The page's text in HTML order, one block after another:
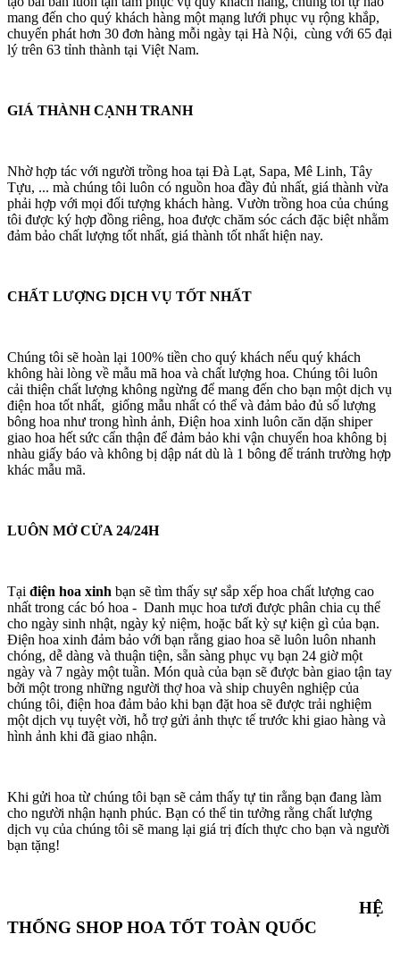
mang đến cho quý khách hàng một mạng lưới phục vụ rộng khắp,
chuyển phát hơn 30 đơn hàng mỗi ngày tại Hà Nội, cùng với 65 đại
lý trên 63 tỉnh thành tại Việt Nam.
GIÁ THÀNH CẠNH TRANH
Nhờ hợp tác với người trồng hoa tại Đà Lạt, Sapa, Mê Linh, Tây
Tựu, ... mà chúng tôi luôn có nguồn hoa đầy đủ nhất, giá thành vừa
phải hợp với mọi đối tượng khách hàng. Vườn trồng hoa của chúng
tôi được ký hợp đồng riêng, hoa được chăm sóc cách đặc biệt nhằm
đảm bảo chất lượng tốt nhất, giá thành tốt nhất hiện nay.
CHẤT LƯỢNG DỊCH VỤ TỐT NHẤT
Chúng tôi sẽ hoàn lại 100% tiền cho quý khách nếu quý khách
không hài lòng về mẫu mã hoa và chất lượng hoa. Chúng tôi luôn
cải thiện chất lượng không ngừng để mang đến cho bạn một dịch vụ
điện hoa tốt nhất, giống mẫu nhất có thể và đảm bảo đủ số lượng
bông hoa như trong hình ảnh, Điện hoa xinh luôn căn dặn shiper
giao hoa hết sức cẩn thận để đảm bảo khi vận chuyển hoa không bị
nhàu giấy báo và không bị dập nát dù là 1 bông để tránh trường hợp
khác mẫu mã.
LUÔN MỞ CỬA 24/24H
Tại điện hoa xinh bạn sẽ tìm thấy sự sắp xếp hoa chất lượng cao
nhất trong các bó hoa - Danh mục hoa tươi được phân chia cụ thể
cho ngày sinh nhật, ngày kỷ niệm, hoặc bất kỳ sự kiện gì của bạn.
Điện hoa xinh đảm bảo với bạn rằng giao hoa sẽ luôn luôn nhanh
chóng, dễ dàng và thuận tiện, sẵn sàng phục vụ bạn 24 giờ một
ngày và 7 ngày một tuần. Món quà của bạn sẽ được bàn giao tận tay
bởi một trong những người thợ hoa và ship chuyên nghiệp của
chúng tôi, điện hoa đảm bảo khi bạn đặt hoa sẽ được trải nghiệm
một dịch vụ tuyệt vời, hỗ trợ gửi ảnh thực tế trước khi giao hàng và
hình ảnh khi đã giao nhận.
Khi gửi hoa từ chúng tôi bạn sẽ cảm thấy tự tin rằng bạn đang làm
cho người nhận hạnh phúc. Bạn có thể tin tưởng rằng chất lượng
dịch vụ của chúng tôi sẽ mang lại giá trị đích thực cho bạn và người
bạn tặng!
HỆ
THỐNG SHOP HOA TỐT TOÀN QUỐC